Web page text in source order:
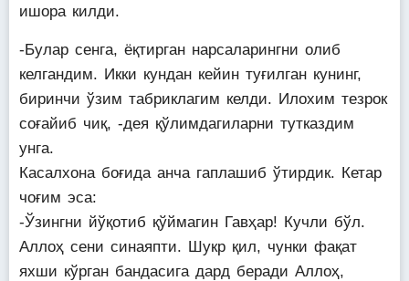
ишора килди.
-Булар сенга, ёқтирган нарсаларингни олиб
келгандим. Икки кундан кейин туғилган кунинг,
биринчи ўзим табриклагим келди. Илохим тезрок
соғайиб чиқ, -дея қўлимдагиларни тутказдим
унга.
Касалхона боғида анча гаплашиб ўтирдик. Кетар
чоғим эса:
-Ўзингни йўқотиб қўймагин Гавҳар! Кучли бўл.
Аллоҳ сени синаяпти. Шукр қил, чунки фақат
яхши кўрган бандасига дард беради Аллоҳ,